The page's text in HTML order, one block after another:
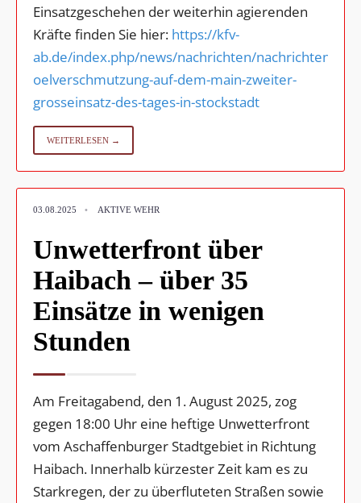
Einsatzgeschehen der weiterhin agierenden
Kräfte finden Sie hier: https://kfv-
ab.de/index.php/news/nachrichten/nachrichten/
oelverschmutzung-auf-dem-main-zweiter-
grosseinsatz-des-tages-in-stockstadt
WEITERLESEN →
03.08.2025 • AKTIVE WEHR
Unwetterfront über
Haibach – über 35
Einsätze in wenigen
Stunden
Am Freitagabend, den 1. August 2025, zog
gegen 18:00 Uhr eine heftige Unwetterfront
vom Aschaffenburger Stadtgebiet in Richtung
Haibach. Innerhalb kürzester Zeit kam es zu
Starkregen, der zu überfluteten Straßen sowie